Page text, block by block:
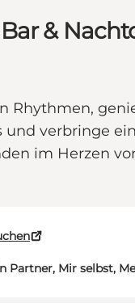
Bar &
Rhythmen,
und verbringe
im Herzen
Partner, Mir selbst,